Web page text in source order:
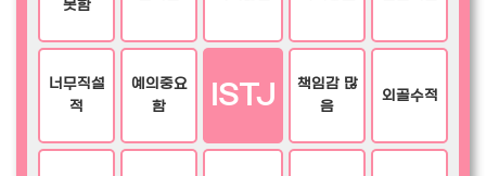
못함
너무직설
적
예의중요
함
ISTJ
책임감 많
음
외골수적